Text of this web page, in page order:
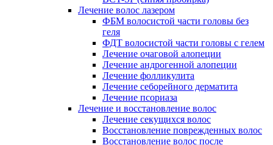
Лечение волос лазером
ФБМ волосистой части головы без
геля
ФДТ волосистой части головы с гелем
Лечение очаговой алопеции
Лечение андрогенной алопеции
Лечение фолликулита
Лечение себорейного дерматита
Лечение псориаза
Лечение и восстановление волос
Лечение секущихся волос
Восстановление поврежденных волос
Восстановление волос после